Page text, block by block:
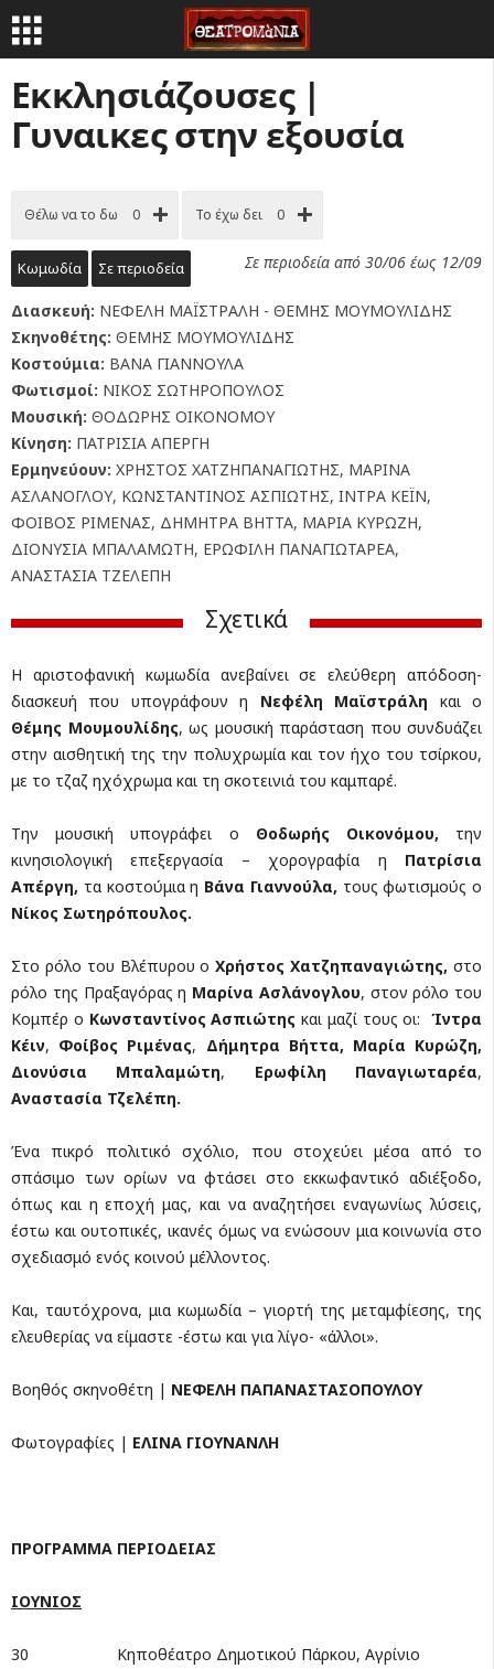
Εκκλησιάζουσες |
Γυναικες στην εξουσία
Θέλω να το δω 0 Το έχω δει 0
Κωμωδία Σε περιοδεία Σε περιοδεία από 30/06 έως 12/09
Διασκευή: ΝΕΦΕΛΗ ΜΑΪΣΤΡΑΛΗ - ΘΕΜΗΣ ΜΟΥΜΟΥΛΙΔΗΣ
Σκηνοθέτης: ΘΕΜΗΣ ΜΟΥΜΟΥΛΙΔΗΣ
Κοστούμια: ΒΑΝΑ ΓΙΑΝΝΟΥΛΑ
Φωτισμοί: ΝΙΚΟΣ ΣΩΤΗΡΟΠΟΥΛΟΣ
Μουσική: ΘΟΔΩΡΗΣ ΟΙΚΟΝΟΜΟΥ
Κίνηση: ΠΑΤΡΙΣΙΑ ΑΠΕΡΓΗ
Ερμηνεύουν: ΧΡΗΣΤΟΣ ΧΑΤΖΗΠΑΝΑΓΙΩΤΗΣ, ΜΑΡΙΝΑ
ΑΣΛΑΝΟΓΛΟΥ, ΚΩΝΣΤΑΝΤΙΝΟΣ ΑΣΠΙΩΤΗΣ, ΙΝΤΡΑ ΚΕΪΝ,
ΦΟΙΒΟΣ ΡΙΜΕΝΑΣ, ΔΗΜΗΤΡΑ ΒΗΤΤΑ, ΜΑΡΙΑ ΚΥΡΩΖΗ,
ΔΙΟΝΥΣΙΑ ΜΠΑΛΑΜΩΤΗ, ΕΡΩΦΙΛΗ ΠΑΝΑΓΙΩΤΑΡΕΑ,
ΑΝΑΣΤΑΣΙΑ ΤΖΕΛΕΠΗ
Σχετικά
Η αριστοφανική κωμωδία ανεβαίνει σε ελεύθερη απόδοση-
διασκευή που υπογράφουν η Νεφέλη Μαϊστράλη και ο
Θέμης Μουμουλίδης, ως μουσική παράσταση που συνδυάζει
στην αισθητική της την πολυχρωμία και τον ήχο του τσίρκου,
με το τζαζ ηχόχρωμα και τη σκοτεινιά του καμπαρέ.
Την μουσική υπογράφει ο Θοδωρής Οικονόμου, την
κινησιολογική επεξεργασία – χορογραφία η Πατρίσια
Απέργη, τα κοστούμια η Βάνα Γιαννούλα, τους φωτισμούς ο
Νίκος Σωτηρόπουλος.
Στο ρόλο του Βλέπυρου οΧρήστος Χατζηπαναγιώτης,στο
ρόλο της Πραξαγόρας η Μαρίνα Ασλάνογλου, στον ρόλο του
Κομπέρ ο Κωνσταντίνος Ασπιώτης και μαζί τους οι:Ίντρα
Κέιν, Φοίβος Ριμένας, Δήμητρα Βήττα, Μαρία Κυρώζη,
Διονύσια Μπαλαμώτη, Ερωφίλη Παναγιωταρέα,
Αναστασία Τζελέπη.
Ένα πικρό πολιτικό σχόλιο, που στοχεύει μέσα από το
σπάσιμο των ορίων να φτάσει στο εκκωφαντικό αδιέξοδο,
όπως και η εποχή μας, και να αναζητήσει εναγωνίως λύσεις,
έστω και ουτοπικές, ικανές όμως να ενώσουν μια κοινωνία στο
σχεδιασμό ενός κοινού μέλλοντος.
Και, ταυτόχρονα, μια κωμωδία – γιορτή της μεταμφίεσης, της
ελευθερίας να είμαστε -έστω και για λίγο- «άλλοι».
Βοηθός σκηνοθέτη | ΝΕΦΕΛΗ ΠΑΠΑΝΑΣΤΑΣΟΠΟΥΛΟΥ
Φωτογραφίες | ΕΛΙΝΑ ΓΙΟΥΝΑΝΛΗ
ΠΡΟΓΡΑΜΜΑ ΠΕΡΙΟΔΕΙΑΣ
ΙΟΥΝΙΟΣ
30 Κηποθέατρο Δημοτικού Πάρκου, Αγρίνιο